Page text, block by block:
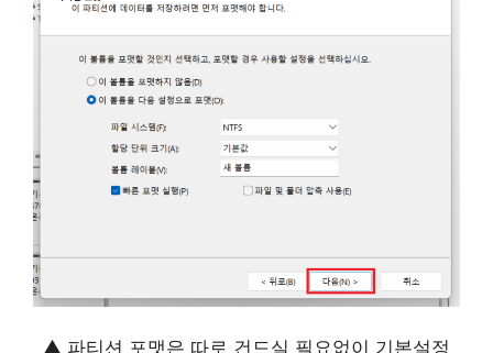
▲ 파티션 포맷은 따로 건드실 필요없이 기본설정